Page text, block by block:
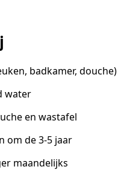
badkamer, douche)
water
en wastafel
om de 3-5 jaar
maandelijks